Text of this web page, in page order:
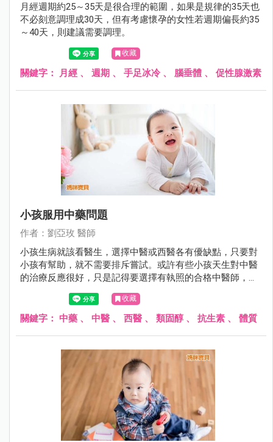
月經週期約25～35天是很合理的範圍，如果是規律的35天也
不必刻意調理成30天，但有考慮懷孕的女性若週期偏長約35
～40天，則建議需要調理。
收藏
關鍵字： 月經 、 週期 、 手足冰冷 、 腦垂體 、 促性腺激素
小孩服用中藥問題
作者：劉亞玫 醫師
小孩生病就該看醫生，選擇中醫或西醫各有優缺點，只要對
小孩有幫助，就不需要排斥嘗試。或許有些小孩天生對中醫
的治療反應很好，只是記得要選擇有執照的合格中醫師，才
比較有保障。
收藏
關鍵字： 中藥 、 中醫 、 西醫 、 類固醇、 抗生素 、 體質